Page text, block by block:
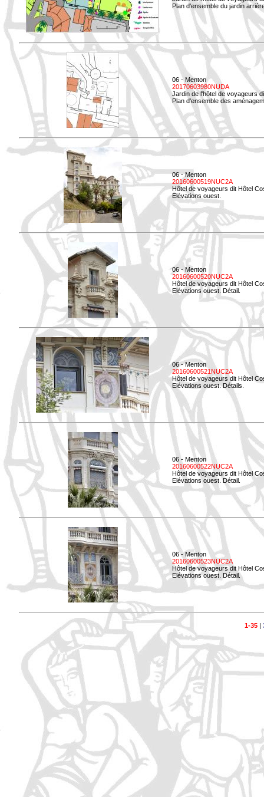
Plan d'ensemble du jardin
06 - Menton
20170603980NUDA
Jardin de l'hôtel de voyageurs
Plan d'ensemble des
06 - Menton
20160600519NUC2A
Hôtel de voyageurs dit Hôtel
Elévations ouest.
06 - Menton
20160600520NUC2A
Hôtel de voyageurs dit Hôtel
Elévations ouest. Détail.
06 - Menton
20160600521NUC2A
Hôtel de voyageurs dit Hôtel
Elévations ouest. Détails.
06 - Menton
20160600522NUC2A
Hôtel de voyageurs dit Hôtel
Elévations ouest. Détail.
06 - Menton
20160600523NUC2A
Hôtel de voyageurs dit Hôtel
Elévations ouest. Détail.
1-35|